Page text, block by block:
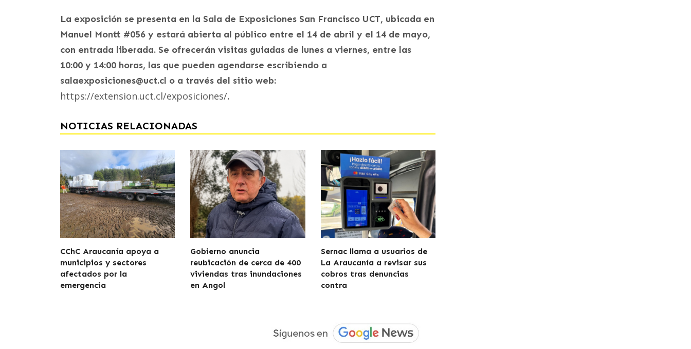
La exposición se presenta en la Sala de Exposiciones San Francisco UCT, ubicada en
Manuel Montt #056 y estará abierta al público entre el 14 de abril y el 14 de mayo,
con entrada liberada. Se ofrecerán visitas guiadas de lunes a viernes, entre las
10:00 y 14:00 horas, las que pueden agendarse escribiendo a
salaexposiciones@uct.cl o a través del sitio web:
https://extension.uct.cl/exposiciones/.
NOTICIAS RELACIONADAS
CChC Araucanía apoya a
municipios y sectores
afectados por la
emergencia
Gobierno anuncia
reubicación de cerca de 400
viviendas tras inundaciones
en Angol
Sernac llama a usuarios de
La Araucanía a revisar sus
cobros tras denuncias
contra